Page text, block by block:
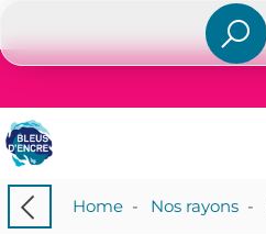
Home- Nos rayons-